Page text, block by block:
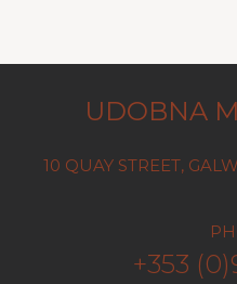
UDOBNA
10 QUAY STREET,
+353